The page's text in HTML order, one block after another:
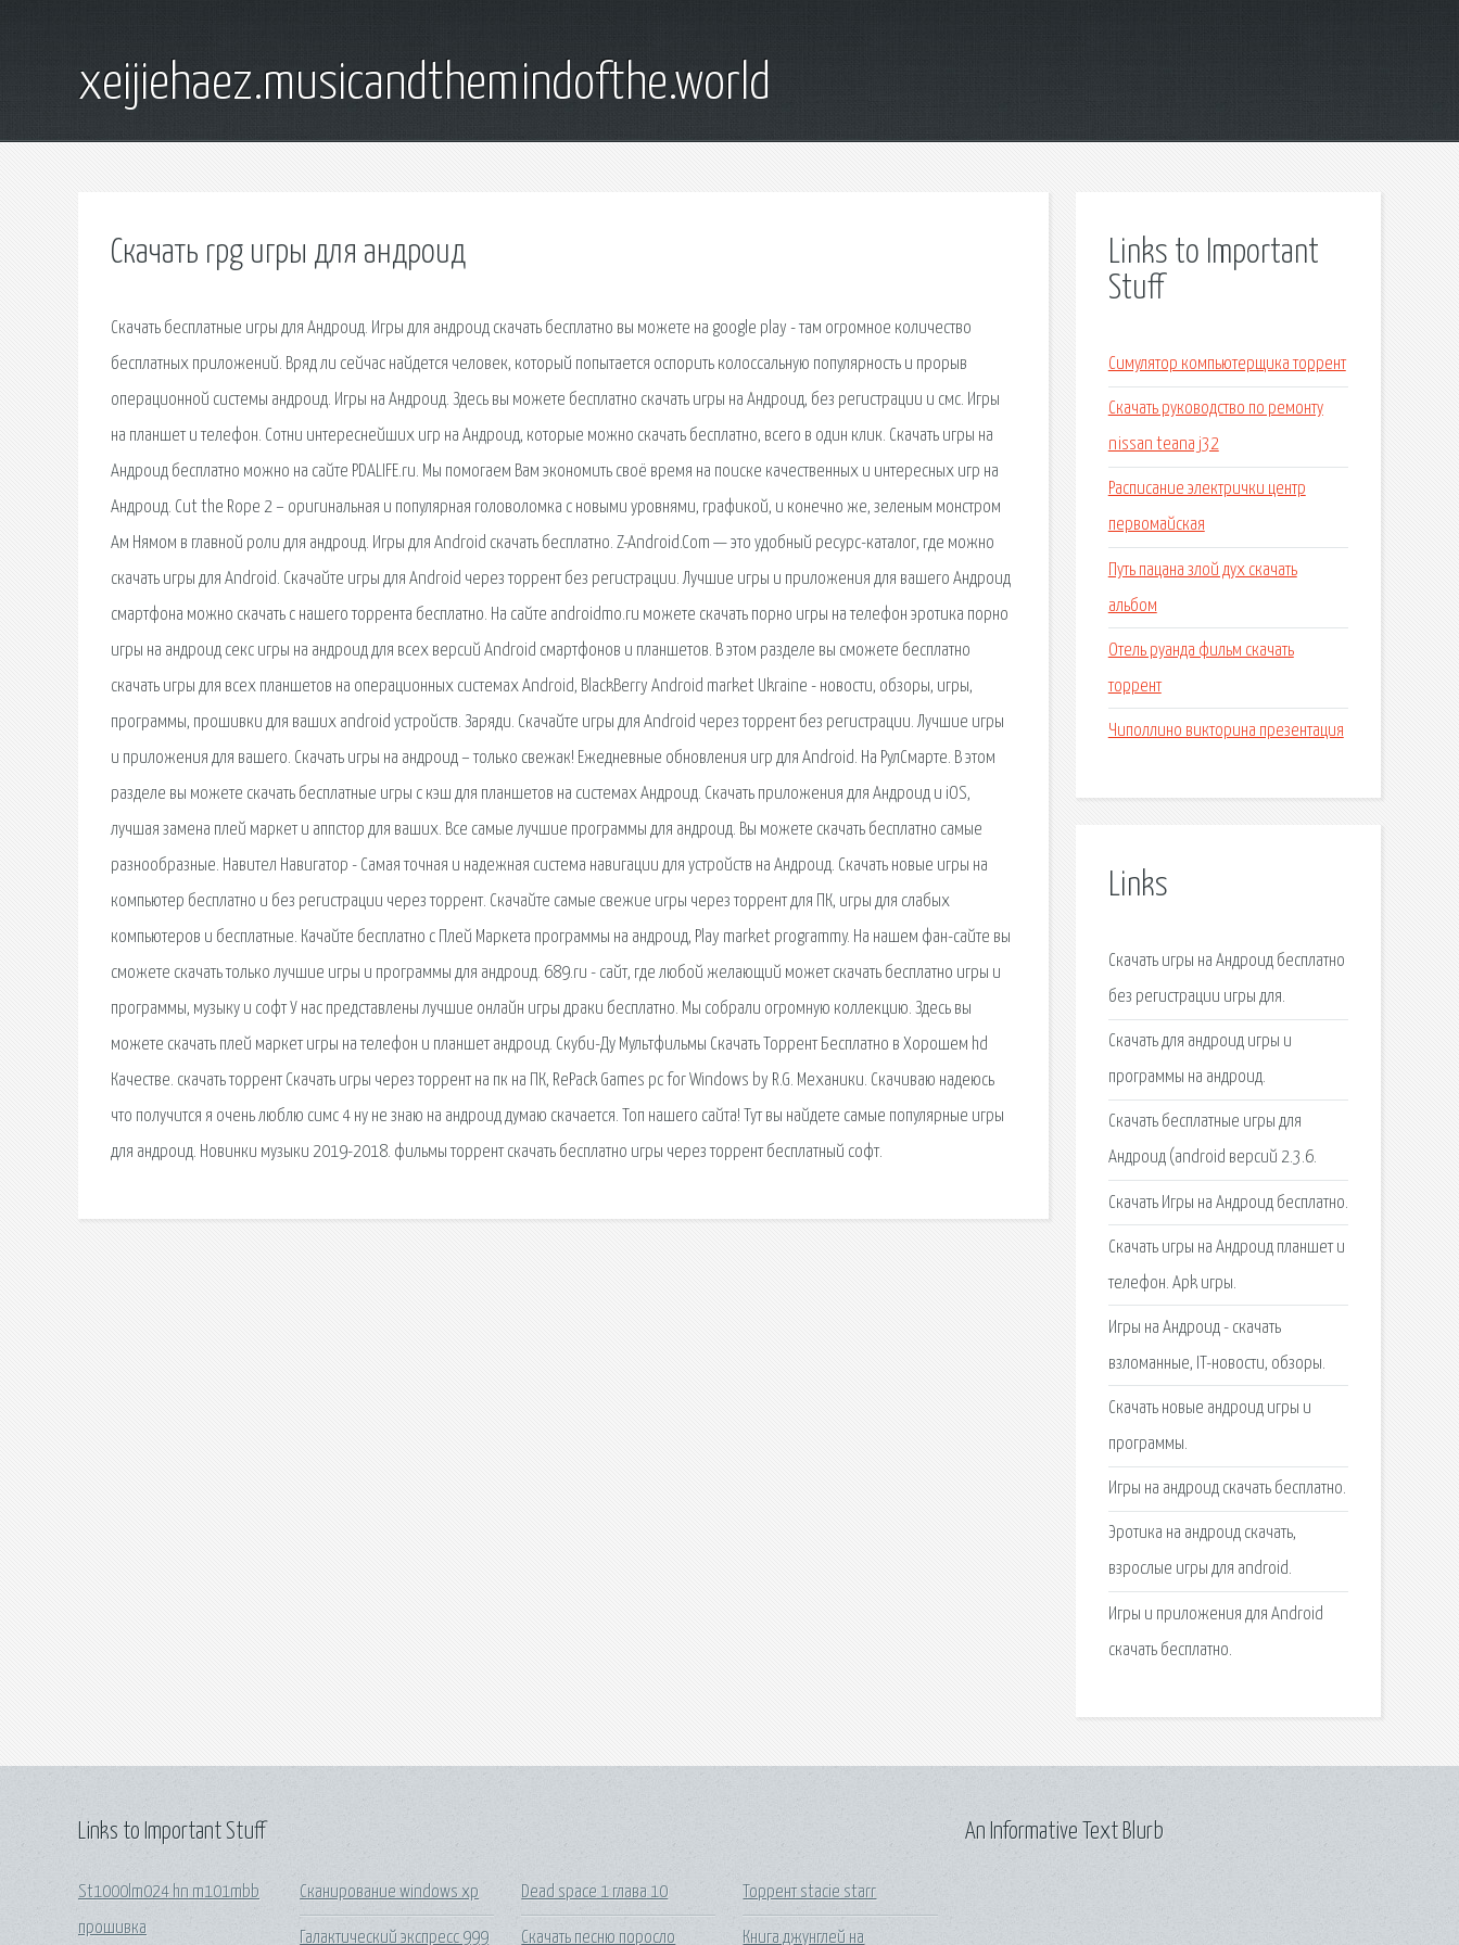
xeijiehaez.musicandthemindofthe.world
Скачать rpg игры для андроид
Скачать бесплатные игры для Андроид. Игры для андроид скачать бесплатно вы можете на google play - там огромное количество
бесплатных приложений. Вряд ли сейчас найдется человек, который попытается оспорить колоссальную популярность и прорыв
операционной системы андроид. Игры на Андроид. Здесь вы можете бесплатно скачать игры на Андроид, без регистрации и смс. Игры
на планшет и телефон. Сотни интереснейших игр на Андроид, которые можно скачать бесплатно, всего в один клик. Скачать игры на
Андроид бесплатно можно на сайте PDALIFE.ru. Мы помогаем Вам экономить своё время на поиске качественных и интересных игр на
Андроид. Cut the Rope 2 – оригинальная и популярная головоломка с новыми уровнями, графикой, и конечно же, зеленым монстром
Ам Нямом в главной роли для андроид. Игры для Android скачать бесплатно. Z-Android.Com — это удобный ресурс-каталог, где можно
скачать игры для Android. Скачайте игры для Android через торрент без регистрации. Лучшие игры и приложения для вашего Андроид
смартфона можно скачать с нашего торрента бесплатно. На сайте androidmo.ru можете скачать порно игры на телефон эротика порно
игры на андроид секс игры на андроид для всех версий Android смартфонов и планшетов. В этом разделе вы сможете бесплатно
скачать игры для всех планшетов на операционных системах Аndroid, BlackBerry Android market Ukraine - новости, обзоры, игры,
программы, прошивки для ваших android устройств. Заряди. Скачайте игры для Android через торрент без регистрации. Лучшие игры
и приложения для вашего. Скачать игры на андроид – только свежак! Ежедневные обновления игр для Android. На РулCмарте. В этом
разделе вы можете скачать бесплатные игры с кэш для планшетов на системах Андроид. Скачать приложения для Андроид и iOS,
лучшая замена плей маркет и аппстор для ваших. Все самые лучшие программы для андроид. Вы можете скачать бесплатно самые
разнообразные. Навител Навигатор - Самая точная и надежная система навигации для устройств на Андроид. Скачать новые игры на
компьютер бесплатно и без регистрации через торрент. Скачайте самые свежие игры через торрент для ПК, игры для слабых
компьютеров и бесплатные. Качайте бесплатно с Плей Маркета программы на андроид, Play market programmy. На нашем фан-сайте вы
сможете скачать только лучшие игры и программы для андроид. 689.ru - сайт, где любой желающий может скачать бесплатно игры и
программы, музыку и софт У нас представлены лучшие онлайн игры драки бесплатно. Мы собрали огромную коллекцию. Здесь вы
можете скачать плей маркет игры на телефон и планшет андроид. Скуби-Ду Мультфильмы Скачать Торрент Бесплатно в Хорошем hd
Качестве. скачать торрент Скачать игры через торрент на пк на ПК, RePack Games pc for Windows by R.G. Механики. Скачиваю надеюсь
что получится я очень люблю симс 4 ну не знаю на андроид думаю скачается. Топ нашего сайта! Тут вы найдете самые популярные игры
для андроид. Новинки музыки 2019-2018. фильмы торрент скачать бесплатно игры через торрент бесплатный софт.
Links to Important
Stuff
Симулятор компьютерщика торрент
Скачать руководство по ремонту
nissan teana j32
Расписание электрички центр
первомайская
Путь пацана злой дух скачать
альбом
Отель руанда фильм скачать
торрент
Чиполлино викторина презентация
Links
Скачать игры на Андроид бесплатно
без регистрации игры для.
Скачать для андроид игры и
программы на андроид.
Скачать бесплатные игры для
Андроид (android версий 2.3.6.
Скачать Игры на Андроид бесплатно.
Скачать игры на Андроид планшет и
телефон. Apk игры.
Игры на Андроид - скачать
взломанные, IT-новости, обзоры.
Скачать новые андроид игры и
программы.
Игры на андроид скачать бесплатно.
Эротика на андроид скачать,
взрослые игры для android.
Игры и приложения для Android
скачать бесплатно.
Links to Important Stuff
St1000lm024 hn m101mbb
прошивка
Сканирование windows xp
Галактический экспресс 999
Dead space 1 глава 10
Скачать песню поросло
Торрент stacie starr
Книга джунглей на
An Informative Text Blurb